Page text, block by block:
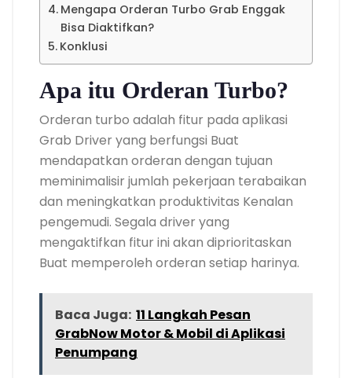
Mengapa Orderan Turbo Grab Enggak
Bisa Diaktifkan?
Konklusi
Apa itu Orderan Turbo?
Orderan turbo adalah fitur pada aplikasi
Grab Driver yang berfungsi Buat
mendapatkan orderan dengan tujuan
meminimalisir jumlah pekerjaan terabaikan
dan meningkatkan produktivitas Kenalan
pengemudi. Segala driver yang
mengaktifkan fitur ini akan diprioritaskan
Buat memperoleh orderan setiap harinya.
Baca Juga: 11 Langkah Pesan
GrabNow Motor & Mobil di Aplikasi
Penumpang